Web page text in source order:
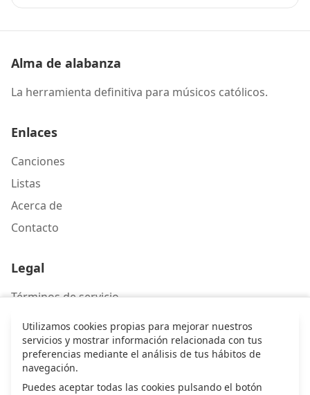
Alma de alabanza
La herramienta definitiva para músicos católicos.
Enlaces
Canciones
Listas
Acerca de
Contacto
Legal
Términos de servicio
Política de privacidad
Contacto
Escríbenos
Utilizamos cookies propias para mejorar nuestros
servicios y mostrar información relacionada con tus
preferencias mediante el análisis de tus hábitos de
navegación.
Puedes aceptar todas las cookies pulsando el botón